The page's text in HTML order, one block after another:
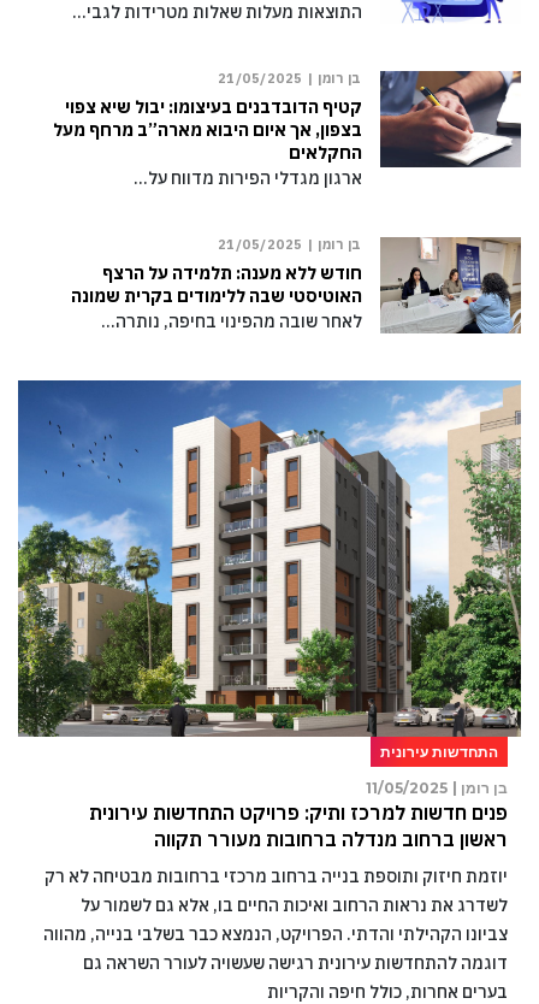
התוצאות מעלות שאלות מטרידות לגבי…
בן רומן | 21/05/2025
קטיף הדובדבנים בעיצומו: יבול שיא צפוי
בצפון, אך איום היבוא מארה”ב מרחף מעל
החקלאים
ארגון מגדלי הפירות מדווח על…
בן רומן | 21/05/2025
חודש ללא מענה: תלמידה על הרצף
האוטיסטי שבה ללימודים בקרית שמונה
לאחר שובה מהפינוי בחיפה, נותרה…
התחדשות עירונית
בן רומן |
11/05/2025
פנים חדשות למרכז ותיק: פרויקט התחדשות עירונית
ראשון ברחוב מנדלה ברחובות מעורר תקווה
יוזמת חיזוק ותוספת בנייה ברחוב מרכזי ברחובות מבטיחה לא רק
לשדרג את נראות הרחוב ואיכות החיים בו, אלא גם לשמור על
צביונו הקהילתי והדתי. הפרויקט, הנמצא כבר בשלבי בנייה, מהווה
דוגמה להתחדשות עירונית רגישה שעשויה לעורר השראה גם
בערים אחרות, כולל חיפה והקריות